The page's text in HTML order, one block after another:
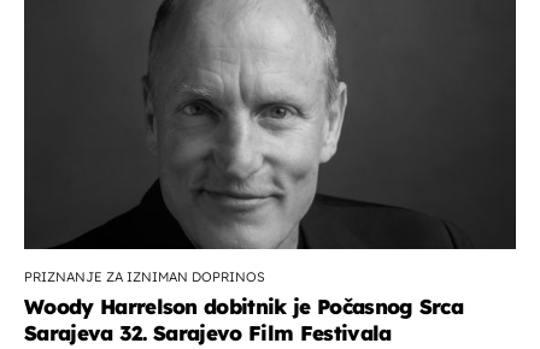
PRIZNANJE ZA IZNIMAN DOPRINOS
Woody Harrelson dobitnik je Počasnog Srca
Sarajeva 32. Sarajevo Film Festivala